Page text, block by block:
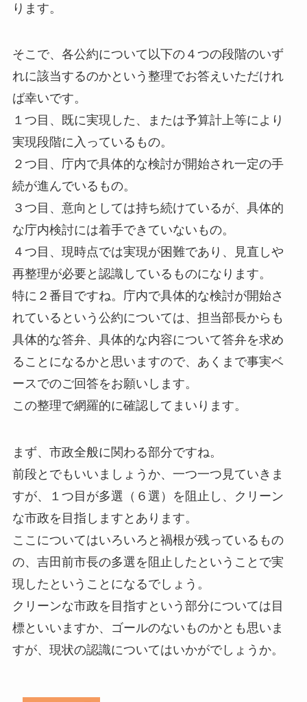
ります。
そこで、各公約について以下の４つの段階のいず
れに該当するのかという整理でお答えいただけれ
ば幸いです。
１つ目、既に実現した、または予算計上等により
実現段階に入っているもの。
２つ目、庁内で具体的な検討が開始され一定の手
続が進んでいるもの。
３つ目、意向としては持ち続けているが、具体的
な庁内検討には着手できていないもの。
４つ目、現時点では実現が困難であり、見直しや
再整理が必要と認識しているものになります。
特に２番目ですね。庁内で具体的な検討が開始さ
れているという公約については、担当部長からも
具体的な答弁、具体的な内容について答弁を求め
ることになるかと思いますので、あくまで事実ベ
ースでのご回答をお願いします。
この整理で網羅的に確認してまいります。
まず、市政全般に関わる部分ですね。
前段とでもいいましょうか、一つ一つ見ていきま
すが、１つ目が多選（６選）を阻止し、クリーン
な市政を目指しますとあります。
ここについてはいろいろと禍根が残っているもの
の、吉田前市長の多選を阻止したということで実
現したということになるでしょう。
クリーンな市政を目指すという部分については目
標といいますか、ゴールのないものかとも思いま
すが、現状の認識についてはいかがでしょうか。